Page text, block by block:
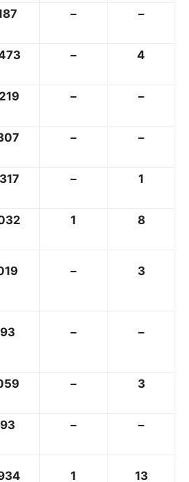
– –
– 4
– –
– –
– 1
1 8
– 3
– –
– 3
– –
1 13